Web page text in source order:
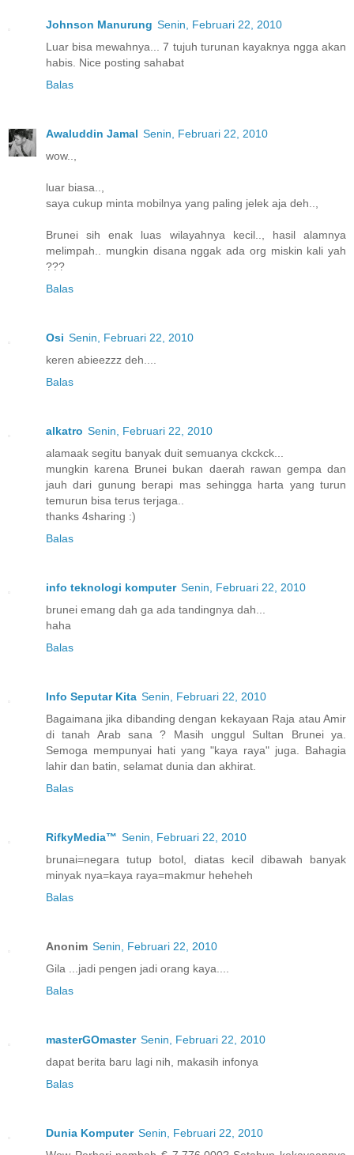
Johnson Manurung Senin, Februari 22, 2010
Luar bisa mewahnya... 7 tujuh turunan kayaknya ngga akan
habis. Nice posting sahabat
Balas
Awaluddin Jamal Senin, Februari 22, 2010
wow..,
luar biasa..,
saya cukup minta mobilnya yang paling jelek aja deh..,
Brunei sih enak luas wilayahnya kecil.., hasil alamnya
melimpah.. mungkin disana nggak ada org miskin kali yah
???
Balas
Osi Senin, Februari 22, 2010
keren abieezzz deh....
Balas
alkatro Senin, Februari 22, 2010
alamaak segitu banyak duit semuanya ckckck...
mungkin karena Brunei bukan daerah rawan gempa dan
jauh dari gunung berapi mas sehingga harta yang turun
temurun bisa terus terjaga..
thanks 4sharing :)
Balas
info teknologi komputer Senin, Februari 22, 2010
brunei emang dah ga ada tandingnya dah...
haha
Balas
Info Seputar Kita Senin, Februari 22, 2010
Bagaimana jika dibanding dengan kekayaan Raja atau Amir
di tanah Arab sana ? Masih unggul Sultan Brunei ya.
Semoga mempunyai hati yang "kaya raya" juga. Bahagia
lahir dan batin, selamat dunia dan akhirat.
Balas
RifkyMedia™ Senin, Februari 22, 2010
brunai=negara tutup botol, diatas kecil dibawah banyak
minyak nya=kaya raya=makmur heheheh
Balas
Anonim Senin, Februari 22, 2010
Gila ...jadi pengen jadi orang kaya....
Balas
masterGOmaster Senin, Februari 22, 2010
dapat berita baru lagi nih, makasih infonya
Balas
Dunia Komputer Senin, Februari 22, 2010